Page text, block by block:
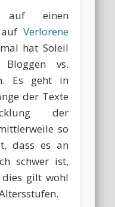
einen
Verlorene
hat Soleil
vs.
Es geht in
der Texte
der
so
dass es an
schwer ist,
gilt wohl